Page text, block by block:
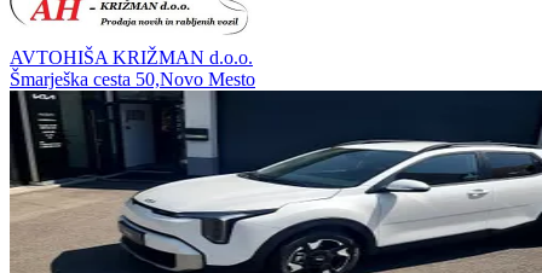
AVTOHIŠA KRIŽMAN d.o.o.
Šmarješka cesta 50,Novo Mesto